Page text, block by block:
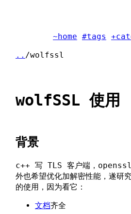
~home #tags
.. /wolfssl
wolfSSL 使用
背景
c++ 写 TLS 客户端，openssl
外也希望优化加解密性能，遂研
的使用，因为看它：
文档齐全